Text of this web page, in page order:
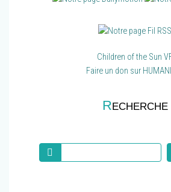
Children of the Sun
Faire un don sur
RECHERCHE